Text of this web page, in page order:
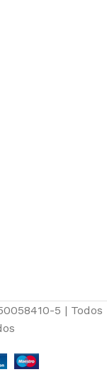
5 | Todos